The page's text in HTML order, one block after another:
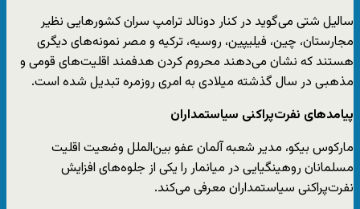
سالیل شتی می‌گوید در کنار دونالد ترامپ سران کشورهایی نظیر
مجارستان، چین، فیلیپین، روسیه، ترکیه و مصر نمونه‌های دیگری
هستند که نشان می‌دهند محروم کردن هدفمند اقلیت‌های قومی و
مذهبی در سال گذشته میلادی به امری روزمره تبدیل شده است.
پیامدهای نفرت‌پراکنی سیاستمداران
مارکوس بیکو، مدیر شعبه آلمان عفو بین‌الملل وضعیت اقلیت
مسلمانان روهینگیایی در میانمار را یکی از جلوه‌های افزایش
نفرت‌پراکنی سیاستمداران معرفی می‌کند.